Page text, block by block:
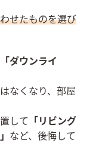
せたものを選び
「ダウンライ
なくなり、部屋
して
「リビング
など、後悔して